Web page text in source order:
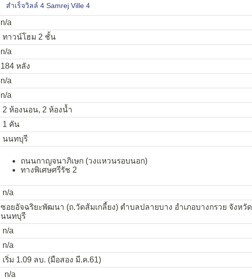
สำเร็จวิลล์ 4 Samrej Ville 4
n/a
ทาวน์โฮม 2 ชั้น
n/a
184 หลัง
n/a
n/a
2 ห้องนอน, 2 ห้องน้ำ
1 คัน
นนทบุรี
ถนนกาญจนาภิเษก (วงแหวนรอบนอก)
ทางพิเศษศรีรัช 2
n/a
ซอยอัจฉริยะพัฒนา (ถ.วัดส้มเกลี้ยง) ตำบลปลายบาง อำเภอบางกรวย จังหวัด
นนทบุรี
n/a
n/a
เริ่ม 1.09 ลบ. (มือสอง มี.ค.61)
n/a